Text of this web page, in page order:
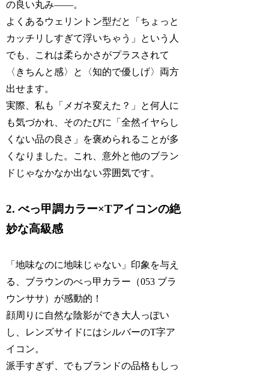
の良い丸み――。
よくあるウェリントン型だと「ちょっと
カッチリしすぎて浮いちゃう」という人
でも、これは柔らかさがプラスされて
〈きちんと感〉と〈知的で優しげ〉両方
出せます。
実際、私も「メガネ変えた？」と何人に
も気づかれ、そのたびに「全然イヤらし
くない品の良さ」を褒められることが多
くなりました。これ、意外と他のブラン
ドじゃなかなか出ない雰囲気です。
2. べっ甲調カラー×Tアイコンの絶
妙な高級感
「地味なのに地味じゃない」印象を与え
る、ブラウンのべっ甲カラー（053 ブラ
ウンササ）が感動的！
顔周りに自然な陰影ができ大人っぽい
し、レンズサイドにはシルバーのT字ア
イコン。
派手すぎず、でもブランドの品格もしっ